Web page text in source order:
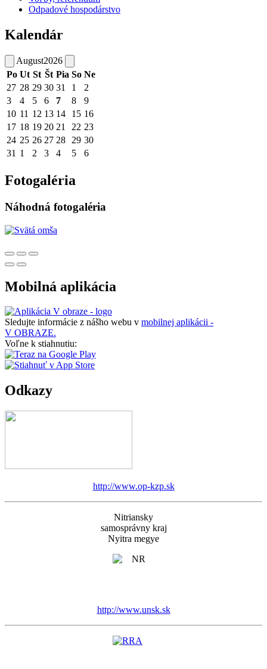
Odpadové hospodárstvo
Kalendár
August2026
Po Ut St Št Pia So Ne
27 28 29 30 31 1
2
3
4 5 6 7 8
9
10 11 12 13 14 15 16
17 18 19 20 21 22 23
24 25 26 27 28 29 30
31 1 2 3 4 5 6
Fotogaléria
Náhodná fotogaléria
Mobilná aplikácia
Sledujte informácie z nášho webu v mobilnej aplikácii -
V OBRAZE.
Voľne k stiahnutiu:
Odkazy
http://www.op-kzp.sk
Nitriansky
samosprávny kraj
Nyitra megye
http://www.unsk.sk